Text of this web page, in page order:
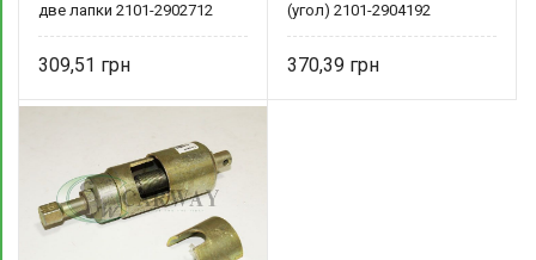
две лапки 2101-2902712
309,51
(угол) 2101-2904192
370,39